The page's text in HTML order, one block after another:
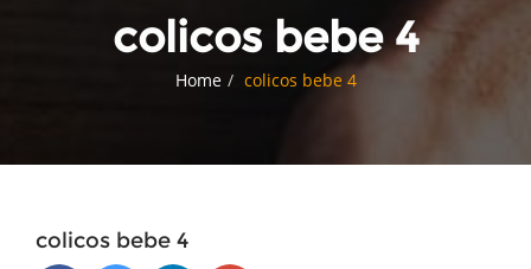
colicos bebe 4
Home colicos bebe 4
colicos bebe 4